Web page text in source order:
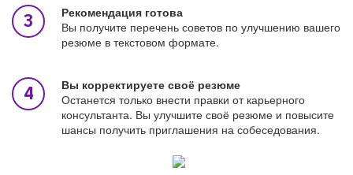
Рекомендация готова
Вы получите перечень советов по улучшению вашего
резюме в текстовом формате.
Вы корректируете своё резюме
Останется только внести правки от карьерного
консультанта. Вы улучшите своё резюме и повысите
шансы получить приглашения на собеседования.